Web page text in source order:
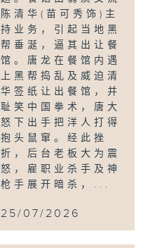
陈清华(苗可秀饰)主
持业务，引起当地黑
帮垂涎，逼其出让餐
馆。唐龙在餐馆内遇
上黑帮捣乱及威迫清
华签纸让出餐馆，并
耻笑中国拳术，唐大
怒下出手把洋人打得
抱头鼠窜。经此挫
折，后台老板大为震
怒，雇职业杀手及神
枪手展开暗杀，...
25/07/2026